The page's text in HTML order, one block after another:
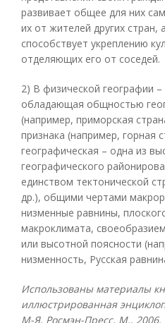
развивает общее для них
их от жителей других стран,
способствует укреплению
отделяющих его от соседей.
2) В физической географии
обладающая общностью
(например, приморская
признака (например, горная
географическая – одна из
географического
единством тектонической
др.), общими чертами
низменные равнины,
макроклимата,
или высотной поясности
низменность, Русская
Использованы материалы
иллюстрированная
М-Я, Росмэн-Пресс, М., 2006.